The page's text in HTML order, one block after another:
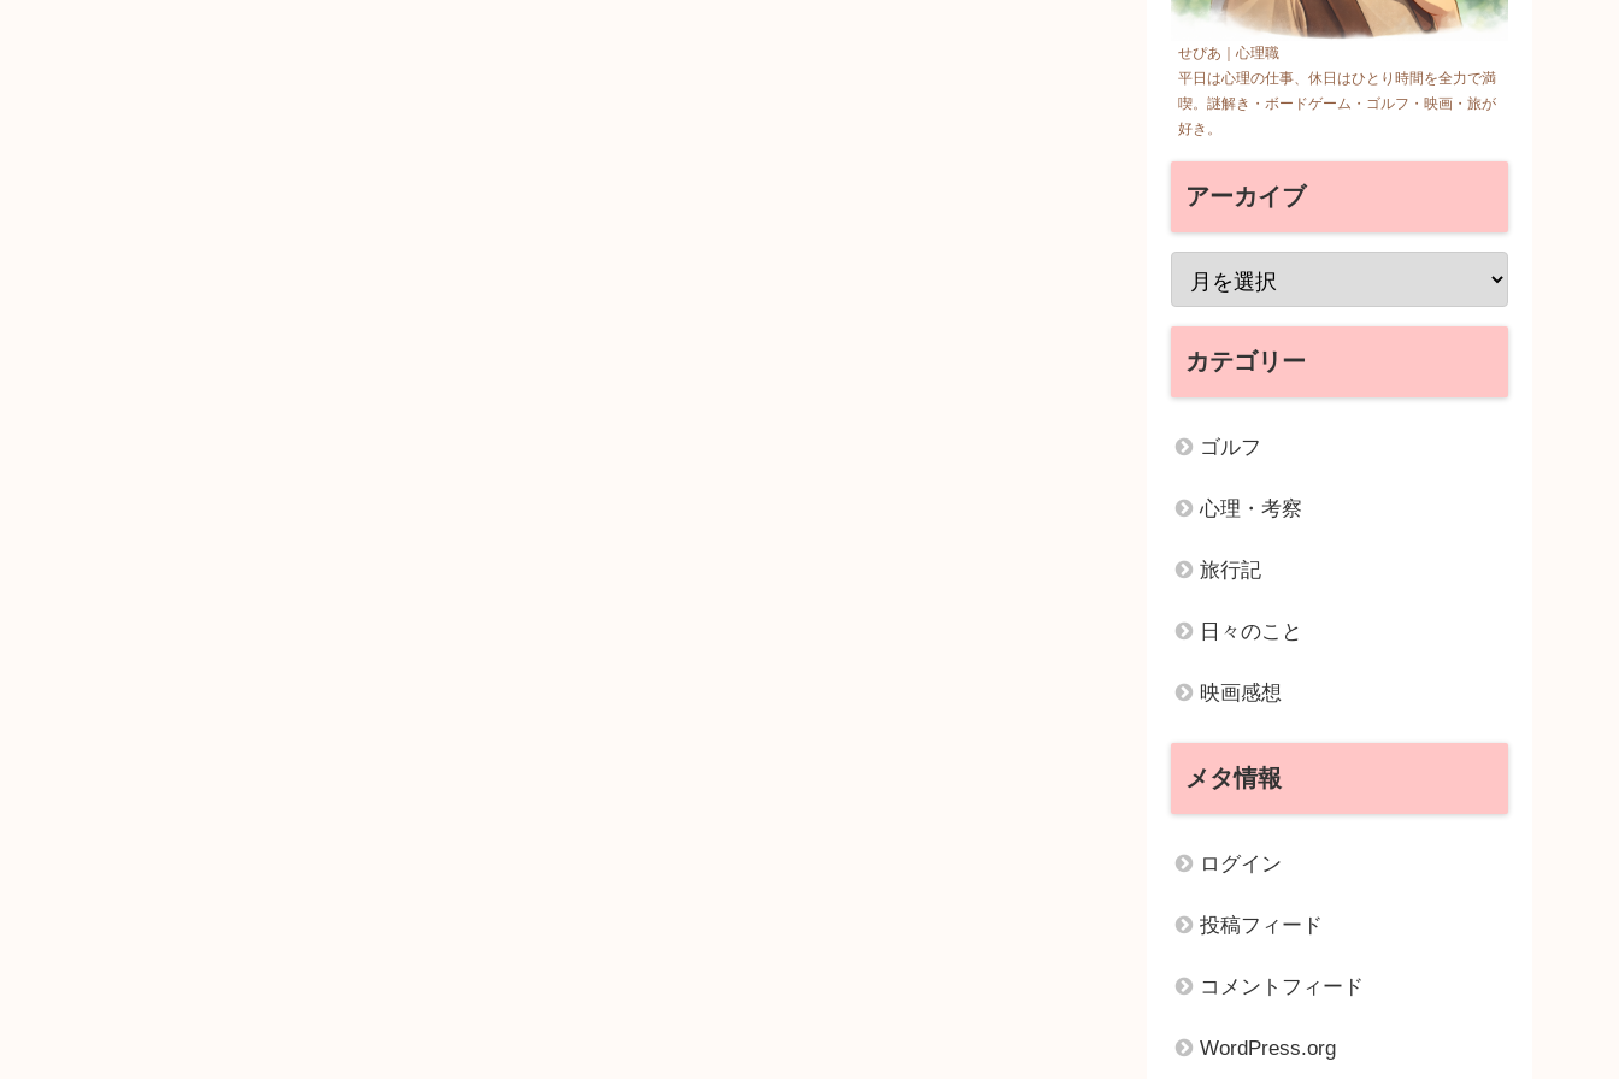
せぴあ｜心理職
平日は心理の仕事、休日はひとり時間を全力で満
喫。謎解き・ボードゲーム・ゴルフ・映画・旅が
好き。
アーカイブ
カテゴリー
ゴルフ
心理・考察
旅行記
日々のこと
映画感想
メタ情報
ログイン
投稿フィード
コメントフィード
WordPress.org